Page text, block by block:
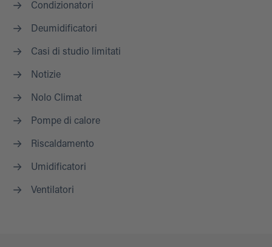
Condizionatori
Deumidificatori
Casi di studio limitati
Notizie
Nolo Climat
Pompe di calore
Riscaldamento
Umidificatori
Ventilatori